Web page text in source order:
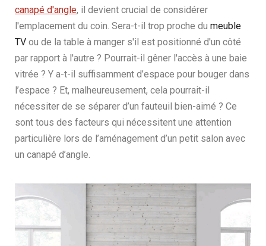
canapé d'angle, il devient crucial de considérer
l'emplacement du coin. Sera-t-il trop proche du meuble
TV ou de la table à manger s'il est positionné d'un côté
par rapport à l'autre ? Pourrait-il gêner l'accès à une baie
vitrée ? Y a-t-il suffisamment d’espace pour bouger dans
l’espace ? Et, malheureusement, cela pourrait-il
nécessiter de se séparer d’un fauteuil bien-aimé ? Ce
sont tous des facteurs qui nécessitent une attention
particulière lors de l’aménagement d’un petit salon avec
un canapé d’angle.